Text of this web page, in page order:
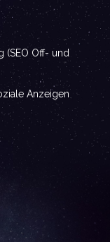
(SEO Off- und
Anzeigen